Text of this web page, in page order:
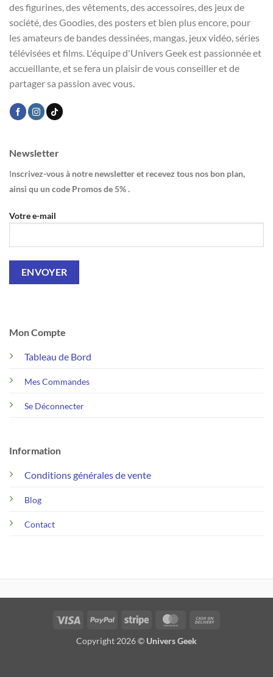
des figurines, des vêtements, des accessoires, des jeux de
société, des Goodies, des posters et bien plus encore, pour
les amateurs de bandes dessinées, mangas, jeux vidéo, séries
télévisées et films. L'équipe d'Univers Geek est passionnée et
accueillante, et se fera un plaisir de vous conseiller et de
partager sa passion avec vous.
Mon Compte
Tableau de Bord
Mes Commandes
Se Déconnecter
Information
Conditions générales de vente
Blog
Contact
Newsletter
Inscrivez-vous à notre newsletter et recevez tous nos bon plan,
ainsi qu un code Promos de 5% .
Votre e-mail
Visa PayPal Stripe MasterCard
Copyright 2026 © Univers Geek